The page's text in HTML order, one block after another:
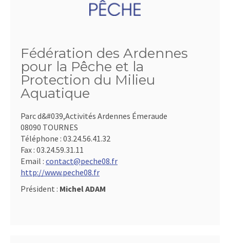
Fédération des Ardennes
pour la Pêche et la
Protection du Milieu
Aquatique
Parc d&#039,Activités Ardennes Émeraude
08090 TOURNES
Téléphone : 03.24.56.41.32
Fax : 03.24.59.31.11
Email : contact@peche08.fr
http://www.peche08.fr
Président : Michel ADAM